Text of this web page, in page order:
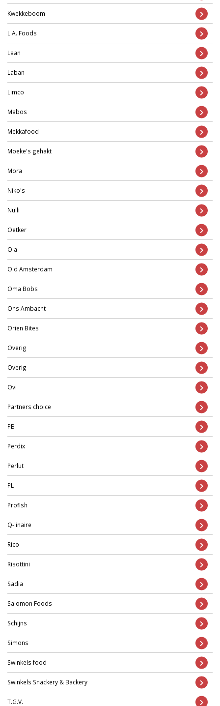
Kwekkeboom
L.A. Foods
Laan
Laban
Limco
Mabos
Mekkafood
Moeke's gehakt
Mora
Niko's
Nulli
Oetker
Ola
Old Amsterdam
Oma Bobs
Ons Ambacht
Orien Bites
Overig
Overig
Ovi
Partners choice
PB
Perdix
Perlut
PL
Profish
Q-linaire
Rico
Risottini
Sadia
Salomon Foods
Schijns
Simons
Swinkels food
Swinkels Snackery & Backery
T.G.V.